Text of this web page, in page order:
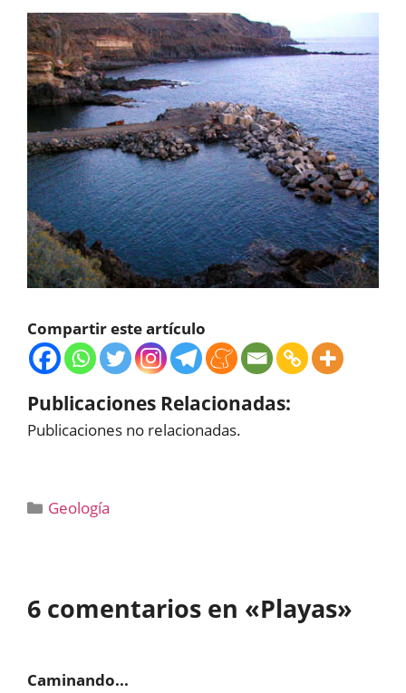
Compartir este artículo
Publicaciones Relacionadas:
Publicaciones no relacionadas.
Categorías
Geología
6 comentarios en «Playas»
Caminando...